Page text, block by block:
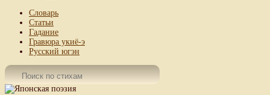
Словарь
Статьи
Гадание
Гравюра укиё-э
Русский югэн